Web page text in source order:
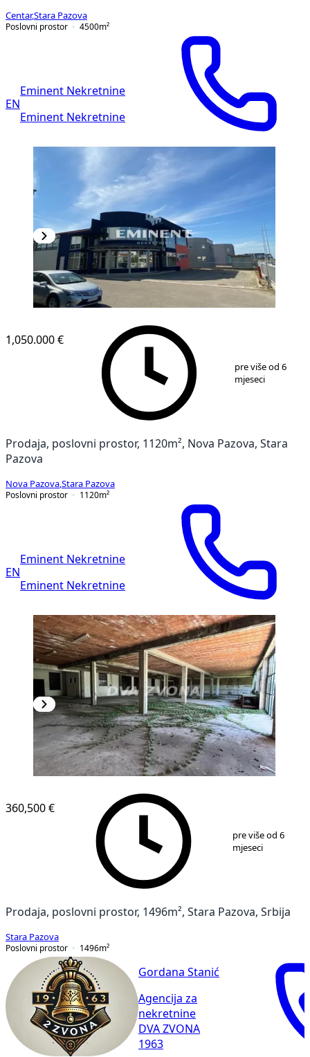
Centar,Stara Pazova
Poslovni prostor
4500m²
EN
Eminent Nekretnine
Eminent Nekretnine
15
1,050.000 €
pre više od 6
mjeseci
Prodaja, poslovni prostor, 1120m², Nova Pazova, Stara
Pazova
Nova Pazova Stara Pazova
Poslovni prostor
1120m²
EN
Eminent Nekretnine
Eminent Nekretnine
8
360,500 €
pre više od 6
mjeseci
Prodaja, poslovni prostor, 1496m², Stara Pazova, Srbija
Stara Pazova
Poslovni prostor
1496m²
Gordana Stanić
Agencija za
nekretnine
DVA ZVONA
1963